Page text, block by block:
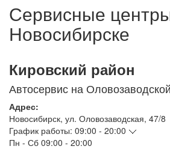
Сервисные
Новосибирске
Кировский район
Автосервис на Оловозаводской
Адрес:
Новосибирск, ул. Оловозаводская, 47/8
График работы: 09:00 - 20:00
Пн - Сб 09:00 - 20:00